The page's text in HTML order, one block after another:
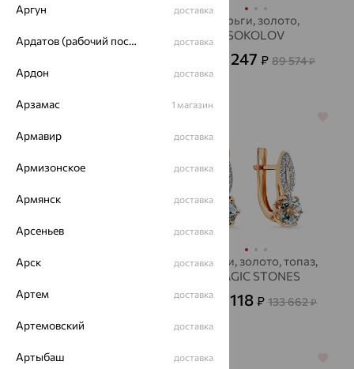
фианит, SOKOLOV
Серьги, золото,
SOKOLOV
32 247₽ 89 574₽
133 253
Серьги, золото, топаз,
MAGIC STONES
48 118₽ 133 662₽
64% 64%
Аргун доставка
Ардатов (рабочий поселок) доставка
Ардон доставка
Арзамас 1 магазин
Армавир доставка
Армизонское доставка
Армянск доставка
Арсеньев доставка
Арск доставка
Артем доставка
Артемовский доставка
Артыбаш доставка